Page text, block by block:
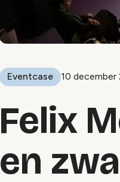
Eventcase 10 december
Felix
en